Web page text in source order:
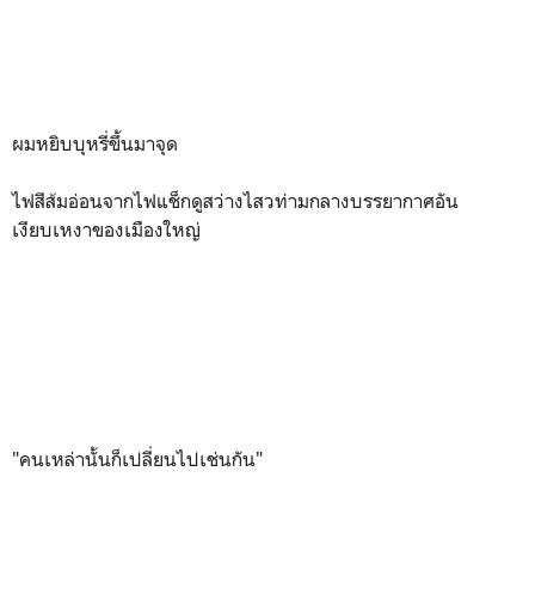
ผมหยิบบุหรี่ขึ้นมาจุด
ไฟสีส้มอ่อนจากไฟแช็กดูสว่างไสวท่ามกลางบรรยากาศอัน
เงียบเหงาของเมืองใหญ่
"คนเหล่านั้นก็เปลี่ยนไปเช่นกัน"